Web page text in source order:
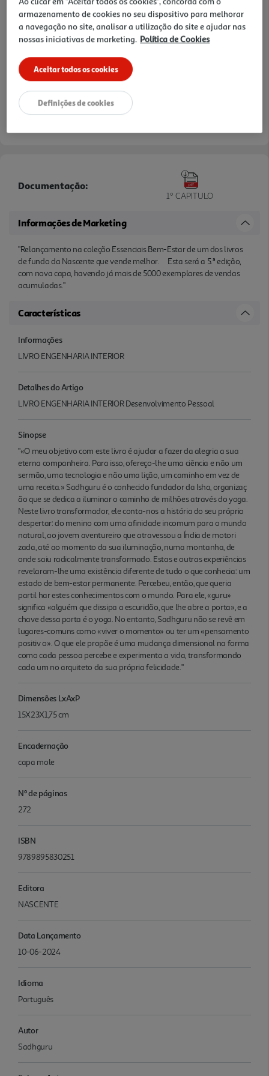
Documentação:
1º CAPITULO
Informações de Marketing
"Relançamento na coleção Essenciais Bem-Estar de um dos livros
de fundo da Nascente que vende melhor. Esta será a 5.ª edição,
com nova capa, havendo já mais de 5000 exemplares de vendas
acumuladas."
Características
Informações
LIVRO ENGENHARIA INTERIOR
Detalhes do Artigo
LIVRO ENGENHARIA INTERIOR Desenvolvimento Pessoal
Sinopse
"«O meu objetivo com este livro é ajudar a fazer da alegria a sua
eterna companheira. Para isso, ofereço-lhe uma ciência e não um
sermão, uma tecnologia e não uma lição, um caminho em vez de
uma receita.» Sadhguru é o conhecido fundador da Isha, organizaç
ão que se dedica a iluminar o caminho de milhões através do yoga.
Neste livro transformador, ele conta-nos a história do seu próprio
despertar: do menino com uma afinidade incomum para o mundo
natural, ao jovem aventureiro que atravessou a Índia de motori
zada, até ao momento da sua iluminação, numa montanha, de
onde saiu radicalmente transformado. Estas e outras experiências
revelaram-lhe uma existência diferente de tudo o que conhecia: um
estado de bem-estar permanente. Percebeu, então, que queria
partil har estes conhecimentos com o mundo. Para ele, «guru»
significa «alguém que dissipa a escuridão, que lhe abre a porta», e a
chave dessa porta é o yoga. No entanto, Sadhguru não se revê em
lugares-comuns como «viver o momento» ou ter um «pensamento
positiv o». O que ele propõe é uma mudança dimensional na forma
como cada pessoa percebe e experimenta a vida, transformando
cada um no arquiteto da sua própria felicidade."
Dimensões LxAxP
15X23X1,75 cm
Encadernação
capa mole
Nº de páginas
272
ISBN
9789895830251
Editora
NASCENTE
Data Lançamento
10-06-2024
Idioma
Português
Autor
Sadhguru
armazenamento de cookies no seu dispositivo para melhorar
a navegação no site, analisar a utilização do site e ajudar nas
nossas iniciativas de marketing. Política de Cookies
Aceitar todos os cookies
Definições de cookies